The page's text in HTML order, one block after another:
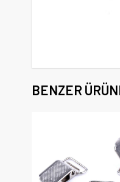
BENZER